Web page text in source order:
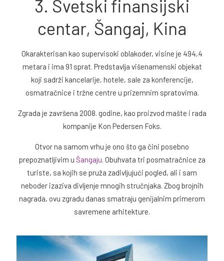
3. Svetski finansijski
centar, Šangaj, Kina
Okarakterisan kao supervisoki oblakoder, visine je 494,4
metara i ima 91 sprat. Predstavlja višenamenski objekat
koji sadrži kancelarije, hotele, sale za konferencije,
osmatračnice i tržne centre u prizemnim spratovima.
Zgrada je završena 2008. godine, kao proizvod mašte i rada
kompanije Kon Pedersen Foks.
Otvor na samom vrhu je ono što ga čini posebno
prepoznatljivim u Šangaju. Obuhvata tri posmatračnice za
turiste, sa kojih se pruža zadivljujući pogled, ali i sam
neboder izaziva divljenje mnogih stručnjaka. Zbog brojnih
nagrada, ovu zgradu danas smatraju genijalnim primerom
savremene arhitekture.